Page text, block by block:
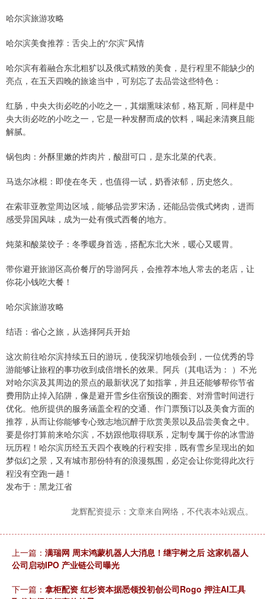
哈尔滨旅游攻略
哈尔滨美食推荐：舌尖上的“尔滨”风情
哈尔滨有着融合东北粗犷以及俄式精致的美食，是行程里不能缺少的
亮点，在五天四晚的旅途当中，可别忘了去品尝这些特色：
红肠，中央大街必吃的小吃之一，其烟熏味浓郁，格瓦斯，同样是中
央大街必吃的小吃之一，它是一种发酵而成的饮料，喝起来清爽且能
解腻。
锅包肉：外酥里嫩的炸肉片，酸甜可口，是东北菜的代表。
马迭尔冰棍：即使在冬天，也值得一试，奶香浓郁，历史悠久。
在索菲亚教堂周边区域，能够品尝罗宋汤，还能品尝俄式烤肉，进而
感受异国风味，成为一处有俄式西餐的地方。
炖菜和酸菜饺子：冬季暖身首选，搭配东北大米，暖心又暖胃。
带你避开旅游区高价餐厅的导游阿兵，会推荐本地人常去的老店，让
你花小钱吃大餐！
哈尔滨旅游攻略
结语：省心之旅，从选择阿兵开始
这次前往哈尔滨持续五日的游玩，使我深切地领会到，一位优秀的导
游能够让旅程的事功收到成倍增长的效果。阿兵（其电话为： ）不光
对哈尔滨及其周边的景点的最新状况了如指掌，并且还能够帮你节省
费用防止掉入陷阱，像是避开雪乡住宿预设的圈套、对滑雪时间进行
优化。他所提供的服务涵盖全程的交通、作门票预订以及美食方面的
推荐，从而让你能够专心致志地沉醉于欣赏美景以及品尝美食之中。
要是你打算前来哈尔滨，不妨跟他取得联系，定制专属于你的冰雪游
玩历程！哈尔滨历经五天四个夜晚的行程安排，既有雪乡呈现出的如
梦似幻之景，又有城市那份特有的浪漫氛围，必定会让你觉得此次行
程没有空跑一趟！
发布于：黑龙江省
龙辉配资提示：文章来自网络，不代表本站观点。
上一篇： 满瑞网 周末鸿蒙机器人大消息！继宇树之后 这家机器人
公司启动IPO 产业链公司曝光
下一篇： 拿柜配资 红杉资本据悉领投初创公司Rogo 押注AI工具